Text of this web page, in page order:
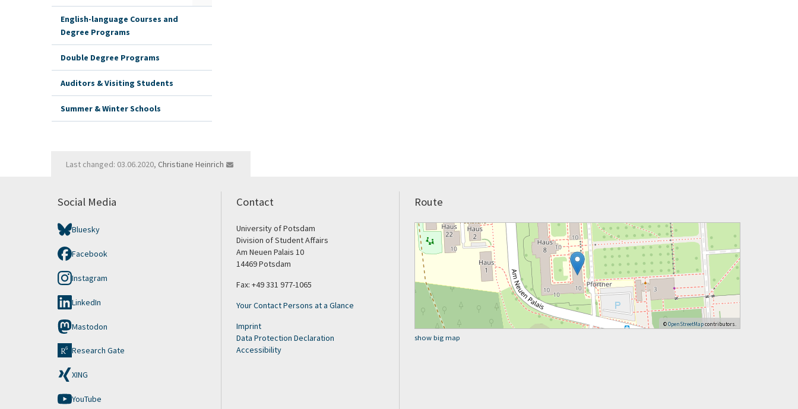
English-language Courses and
Degree Programs
Double Degree Programs
Auditors & Visiting Students
Summer & Winter Schools
Last changed: 03.06.2020, Christiane Heinrich
Social Media
Bluesky
Facebook
Instagram
LinkedIn
Mastodon
Research Gate
XING
YouTube
Contact
University of Potsdam
Division of Student Affairs
Am Neuen Palais 10
14469 Potsdam
Fax: +49 331 977-1065
Your Contact Persons at a Glance
Imprint
Data Protection Declaration
Accessibility
Route
©OpenStreetMapcontributors.
show big map